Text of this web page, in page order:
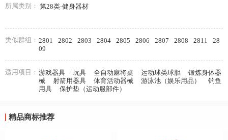
所属类别： 第28类-健身器材
类似群组： 2801 2802 2803 2804 2805 2806 2807 2808 2811
28
09
适用项目： 游戏器具 玩具 全自动麻将桌 运动球类球胆
锻炼身体器
械
射箭用器具 体育活动器械 游泳池（娱乐用品）
钓鱼
用具
保护垫（运动服部件）
精品商标推荐